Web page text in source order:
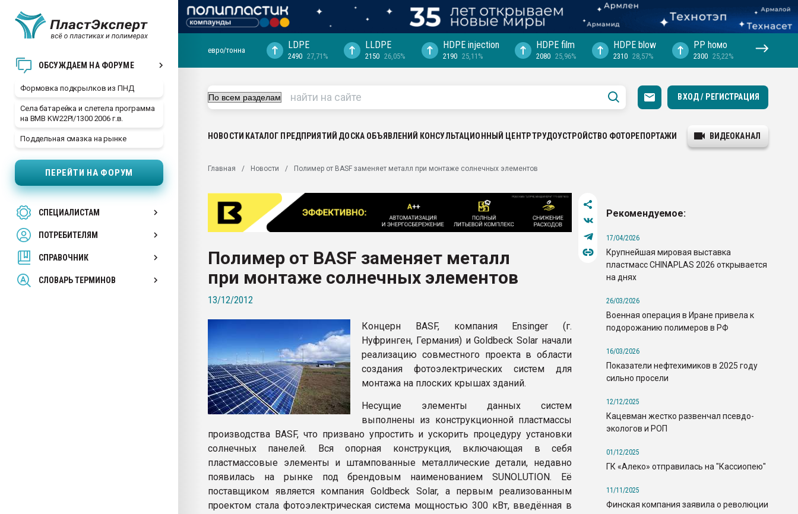
ОБСУЖДАЕМ НА ФОРУМЕ
Формовка подкрылков из ПНД
Села батарейка и слетела программа
на BMB KW22PI/1300 2006 г.в.
Поддельная смазка на рынке
ПЕРЕЙТИ НА ФОРУМ
СПЕЦИАЛИСТАМ
ПОТРЕБИТЕЛЯМ
СПРАВОЧНИК
СЛОВАРЬ ТЕРМИНОВ
29.07.2026 ФРП помог "Ижевскому
Вакуум-формовочные машины:
28.07.2026 Автоматизация выходит на
первый план в переработке
пластмасс
ситуацией на строительном рынке
Всё, что касается выдува ПЭТ
бутылок
ПЕРЕЙТИ НА ФОРУМ
евро/тонна LDPE
2490 27,71%
LLDPE
2150 26,05%
HDPE injection
2190 25,11%
HDPE film
2080 25,96%
HDPE blow
2310 28,57%
PP hомо
2300 25,22%
ВХОД / РЕГИСТРАЦИЯ
НОВОСТИ КАТАЛОГ ПРЕДПРИЯТИЙ ДОСКА ОБЪЯВЛЕНИЙ КОНСУЛЬТАЦИОННЫЙ ЦЕНТРТРУДОУСТРОЙСТВО ФОТОРЕПОРТАЖИ ВИДЕОКАНАЛ
Главная Новости Полимер от BASF заменяет металл при монтаже солнечных элементов
Полимер от BASF заменяет металл
при монтаже солнечных элементов
13/12/2012
Концерн BASF, компания Ensinger (г.
Нуфринген, Германия) и Goldbeck Solar начали
реализацию совместного проекта в области
создания фотоэлектрических систем для
монтажа на плоских крышах зданий.
Несущие элементы данных систем
выполнены из конструкционной пластмассы
производства BASF, что призвано упростить и ускорить процедуру установки
солнечных панелей. Вся опорная конструкция, включающая в себя
пластмассовые элементы и штампованные металлические детали, недавно
появилась на рынке под брендовым наименованием SUNOLUTION. Её
поставщиком является компания Goldbeck Solar, а первым реализованным
проектом стала фотоэлектрическая система мощностью 300 кВт, введённая в
Рекомендуемое:
17/04/2026
Крупнейшая мировая выставка
пластмасс CHINAPLAS 2026 открывается
на днях
26/03/2026
Военная операция в Иране привела к
подорожанию полимеров в РФ
16/03/2026
Показатели нефтехимиков в 2025 году
сильно просели
12/12/2025
Кацевман жестко развенчал псевдо-
экологов и РОП
01/12/2025
ГК «Алеко» отправилась на "Кассиопею"
11/11/2025
Финская компания заявила о революции